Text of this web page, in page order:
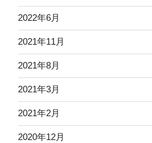
2022年6月
2021年11月
2021年8月
2021年3月
2021年2月
2020年12月